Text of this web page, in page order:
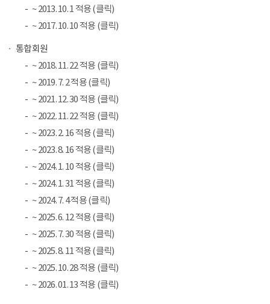
~ 2013. 10. 1 적용 (클릭)
~ 2017. 10. 10 적용 (클릭)
통합회원
~ 2018. 11. 22 적용 (클릭)
~ 2019. 7. 2 적용 (클릭)
~ 2021. 12. 30 적용 (클릭)
~ 2022. 11. 22 적용 (클릭)
~ 2023. 2. 16 적용 (클릭)
~ 2023. 8. 16 적용 (클릭)
~ 2024. 1. 10 적용 (클릭)
~ 2024. 1. 31 적용 (클릭)
~ 2024. 7. 4 적용 (클릭)
~ 2025. 6. 12 적용 (클릭)
~ 2025. 7. 30 적용 (클릭)
~ 2025. 8. 11 적용 (클릭)
~ 2025. 10. 28 적용 (클릭)
~ 2026. 01. 13 적용 (클릭)